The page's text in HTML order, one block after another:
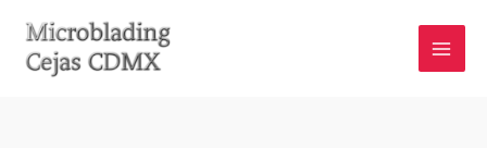
contenido